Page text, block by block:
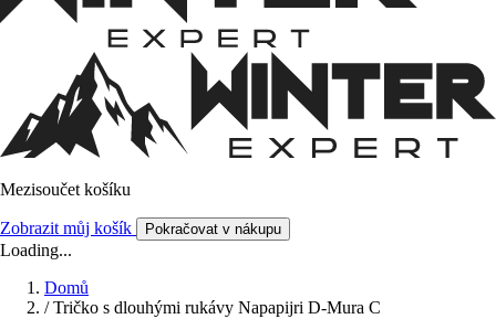
Mezisoučet košíku
Zobrazit můj košík Pokračovat v nákupu
Loading...
Domů
/ Tričko s dlouhými rukávy Napapijri D-Mura C